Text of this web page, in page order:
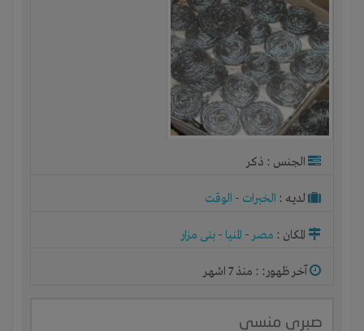
الجنس : ذكر
لديـه : الخبرات - الوقت
المكان : مصر- المنيا - بنى مزار
آخر ظهور: : منذ 7 اشهر
صبرى منسى